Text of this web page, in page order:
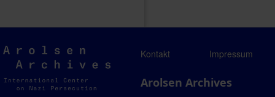
Arolsen
Archives
Kontakt Impressum
Arolsen Archives